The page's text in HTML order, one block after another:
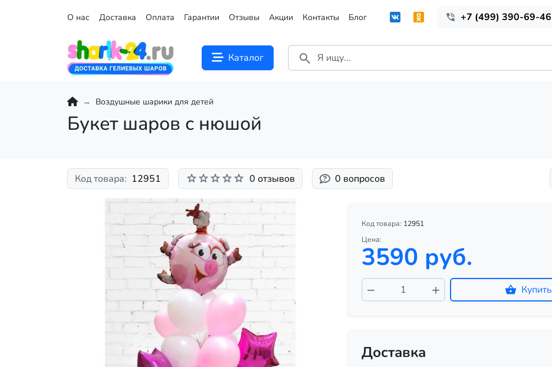
О нас Доставка Оплата Гарантии Отзывы Акции Контакты Блог +7 (499) 390-69-46
Каталог
Воздушные шарики для детей
Букет шаров с нюшой
Код товара: 12951 0 отзывов 0 вопросов
Код товара: 12951
Цена:
3590 руб.
Купить
Доставка